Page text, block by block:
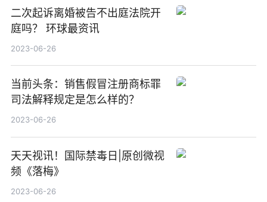
二次起诉离婚被告不出庭法院开
庭吗？ 环球最资讯
2023-06-26
当前头条：销售假冒注册商标罪
司法解释规定是怎么样的？
2023-06-26
天天视讯！国际禁毒日|原创微视
频《落梅》
2023-06-26